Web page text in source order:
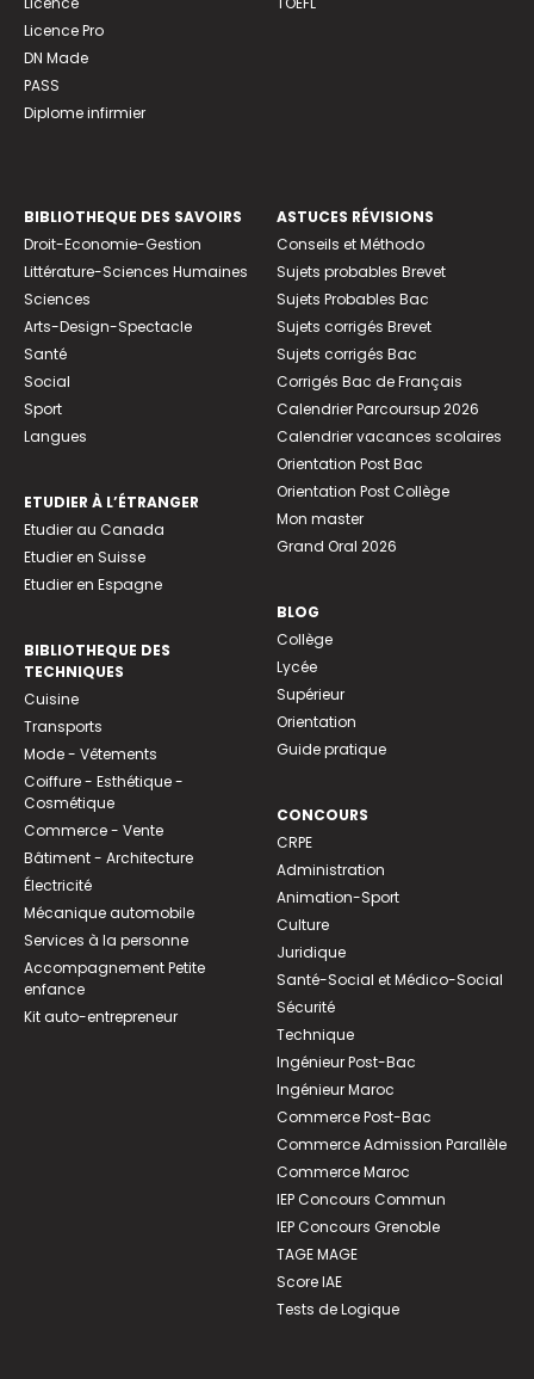
Licence Pro
DN Made
PASS
Diplome infirmier
BIBLIOTHEQUE DES SAVOIRS
Droit-Economie-Gestion
Littérature-Sciences Humaines
Sciences
Arts-Design-Spectacle
Santé
Social
Sport
Langues
ETUDIER À L’ÉTRANGER
Etudier au Canada
Etudier en Suisse
Etudier en Espagne
BIBLIOTHEQUE DES
TECHNIQUES
Cuisine
Transports
Mode - Vêtements
Coiffure - Esthétique -
Cosmétique
Commerce - Vente
Bâtiment - Architecture
Électricité
Mécanique automobile
Services à la personne
Accompagnement Petite
enfance
Kit auto-entrepreneur
ASTUCES RÉVISIONS
Conseils et Méthodo
Sujets probables Brevet
Sujets Probables Bac
Sujets corrigés Brevet
Sujets corrigés Bac
Corrigés Bac de Français
Calendrier Parcoursup 2026
Calendrier vacances scolaires
Orientation Post Bac
Orientation Post Collège
Mon master
Grand Oral 2026
BLOG
Collège
Lycée
Supérieur
Orientation
Guide pratique
CONCOURS
CRPE
Administration
Animation-Sport
Culture
Juridique
Santé-Social et Médico-Social
Sécurité
Technique
Ingénieur Post-Bac
Ingénieur Maroc
Commerce Post-Bac
Commerce Admission Parallèle
Commerce Maroc
IEP Concours Commun
IEP Concours Grenoble
TAGE MAGE
Score IAE
Tests de Logique